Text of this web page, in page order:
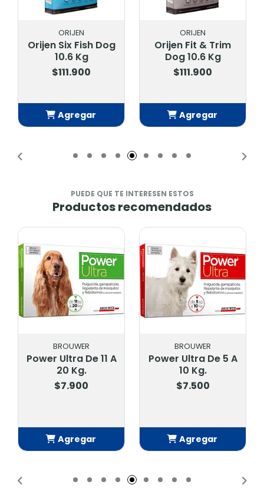
ORIJEN
Orijen Fit & Trim
Dog 10.6 Kg
$111.900
Agregar
ACANA
Acana Duck &
Pear 10.2 Kg.
$109.900
Agregar
PUEDE QUE TE INTERESEN ESTOS
Productos recomendados
De 11 A
Power Ultra De 5 A
Bavaro